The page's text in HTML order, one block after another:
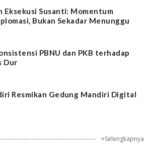
Eksekusi Susanti: Momentum
Bukan Sekadar Menunggu
PBNU dan PKB terhadap
Dur
Resmikan Gedung Mandiri Digital
+Selengkapnya